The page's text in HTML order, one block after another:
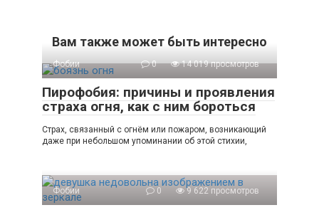
Вам также может быть интересно
Фобии 0 14 019 просмотров
Пирофобия: причины и проявления
страха огня, как с ним бороться
Страх, связанный с огнём или пожаром, возникающий
даже при небольшом упоминании об этой стихии,
Фобии 0 9 622 просмотров